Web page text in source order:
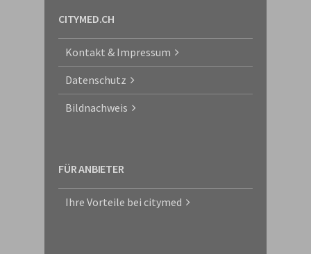
CITYMED.CH
Kontakt & Impressum
Datenschutz
Bildnachweis
FÜR ANBIETER
Ihre Vorteile bei citymed